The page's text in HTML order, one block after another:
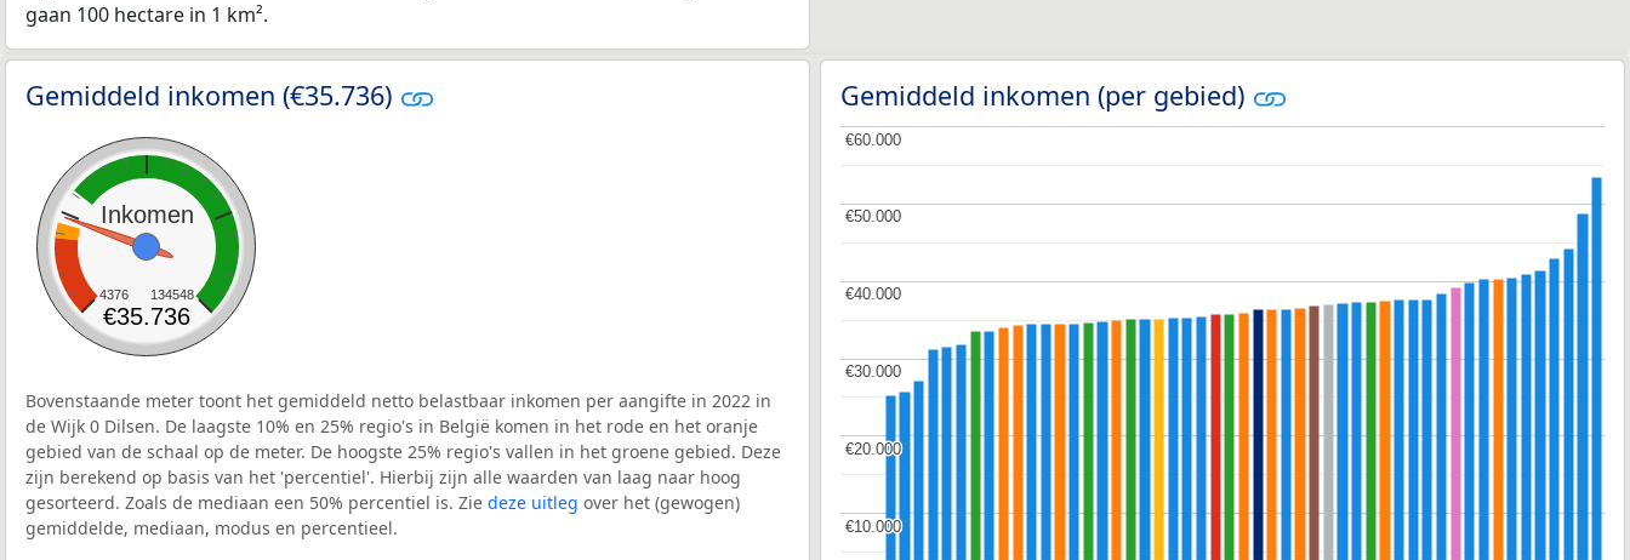
gaan 100 hectare in 1 km².
Gemiddeld inkomen (€35.736)
Inkomen
4376 134548
€35.736
Bovenstaande meter toont het gemiddeld netto belastbaar inkomen per aangifte in 2022 in
de Wijk 0 Dilsen. De laagste 10% en 25% regio's in België komen in het rode en het oranje
gebied van de schaal op de meter. De hoogste 25% regio's vallen in het groene gebied. Deze
zijn berekend op basis van het 'percentiel'. Hierbij zijn alle waarden van laag naar hoog
gesorteerd. Zoals de mediaan een 50% percentiel is. Zie deze uitleg over het (gewogen)
gemiddelde, mediaan, modus en percentieel.
Gemiddeld inkomen (per gebied)
€10.000
€10.000
€20.000
€20.000
€30.000
€30.000
€40.000
€40.000
€50.000
€50.000
€60.000
€60.000